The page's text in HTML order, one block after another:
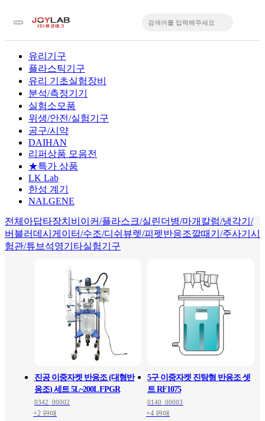
유리기구
플라스틱기구
유리 기초실험장비
분석/측정기기
실험소모품
위생/안전/실험기구
공구/시약
DAIHAN
리퍼상품 모음전
★특가 상품
LK Lab
한성 계기
NALGENE
전체 아답타장치 비이커/플라스크/실린더 병/마개 칼럼/냉각기/
버블러데시게이터/수조/디쉬 뷰렛/피펫반응조깔때기/주사기 시
험관/튜브 석영기타실험기구
진공 이중자켓 반응조 (대형반
응조) 세트 5L~200L FPGR
0342_00002
+2 판매
5구 이중자켓 진탕형 반응조 셋
트 RF1075
0140_00003
+4 판매